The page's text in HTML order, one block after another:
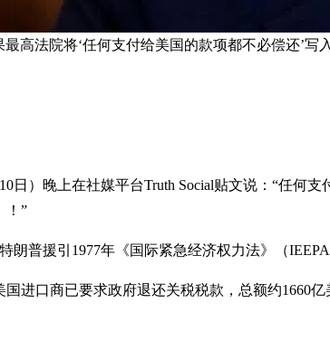
高法院将‘任何支付给美国的款项都不必偿还’
日）晚上在社媒平台Truth Social贴文说：“任
！”
特朗普援引1977年《国际紧急经济权力法》（
进口商已要求政府退还关税税款，总额约1660